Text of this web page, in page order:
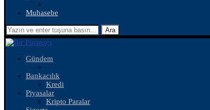
Muhasebe
Ara
Gündem
Bankacılık
Kredi
Piyasalar
Kripto Paralar